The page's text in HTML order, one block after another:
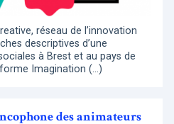
réseau de l’innovation
descriptives d’une
à Brest et au pays de
Imagination (…)
des animateurs